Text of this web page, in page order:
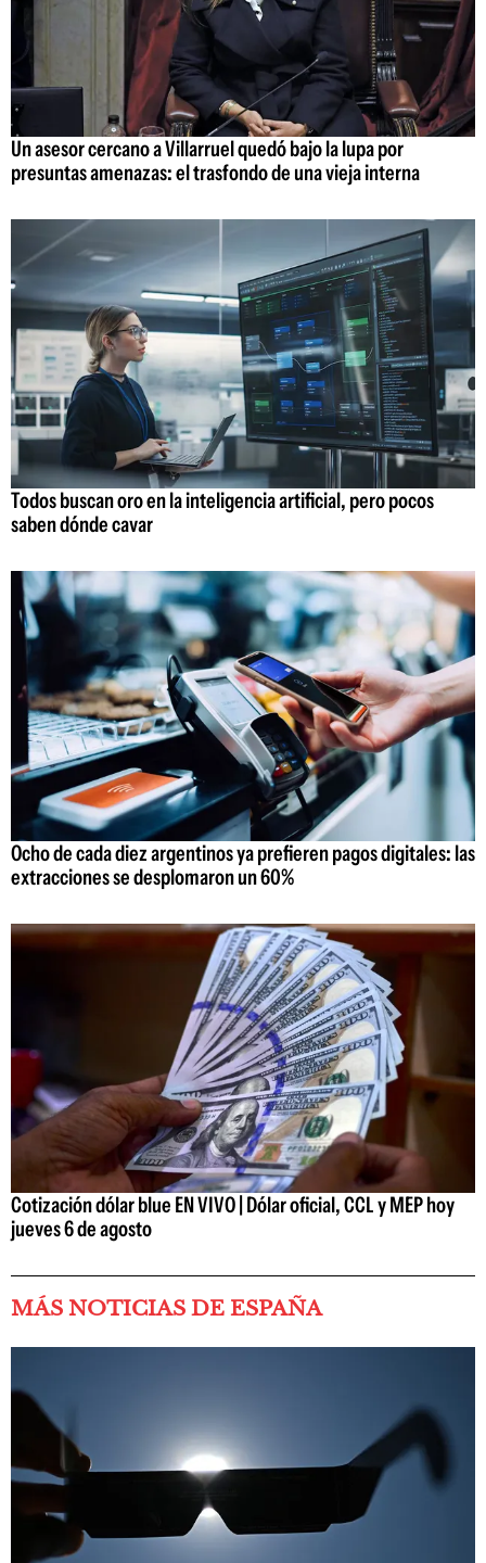
Un asesor cercano a Villarruel quedó bajo la lupa por
presuntas amenazas: el trasfondo de una vieja interna
Todos buscan oro en la inteligencia artificial, pero pocos
saben dónde cavar
Ocho de cada diez argentinos ya prefieren pagos digitales: las
extracciones se desplomaron un 60%
Cotización dólar blue EN VIVO | Dólar oficial, CCL y MEP hoy
jueves 6 de agosto
MÁS NOTICIAS DE ESPAÑA